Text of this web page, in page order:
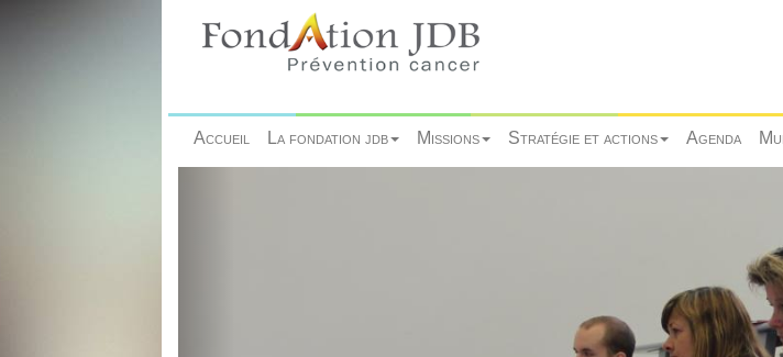
Accueil La fondation jdb Missions Stratégie et actions Agenda